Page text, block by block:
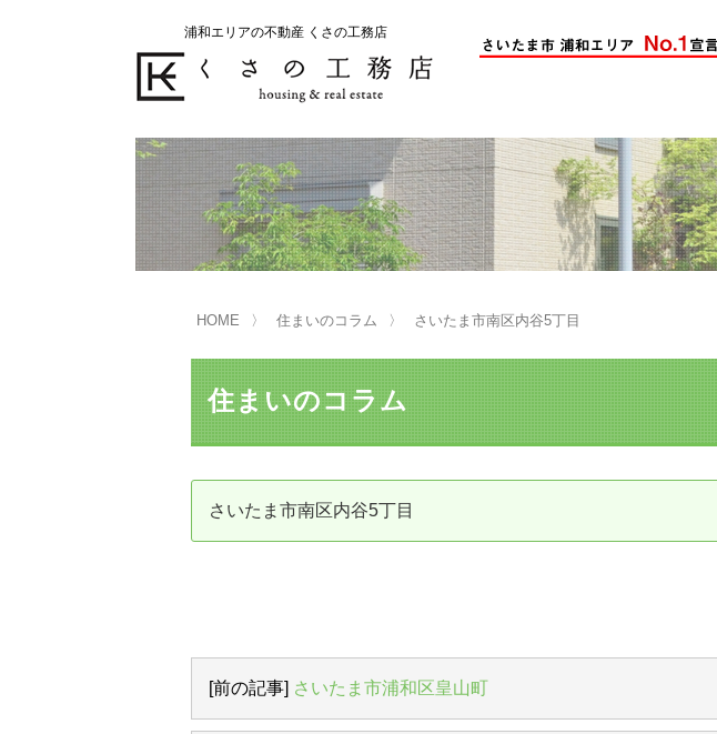
浦和エリアの不動産 くさの工務店
不動産の売却をお考えのお客様
くさの工務店が選ばれる理由 売却活動
買い替えサポート はじめての売却
不動産の相続 売却前の修繕・リフォーム
売却の流れ（手順）
不動産の購入をお考えのお客様
くさの工務店が選ばれる理由 購入されたお客様の声
住宅ローン控除・消費税について
リニュアル仲介とは
資産価値の減りにくい住宅購入 中古だから安心して購入できる仕組み
HOME 住まいのコラム さいたま市南区内谷5丁目
住まいのコラム
さいたま市南区内谷5丁目
[前の記事] さいたま市浦和区皇山町